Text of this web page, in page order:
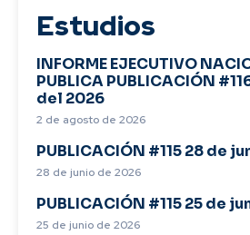
Estudios
INFORME EJECUTIVO
PUBLICA PUBLICACIÓN
del 2026
2 de agosto de 2026
PUBLICACIÓN #115 28 de
28 de junio de 2026
PUBLICACIÓN #115 25 de
25 de junio de 2026